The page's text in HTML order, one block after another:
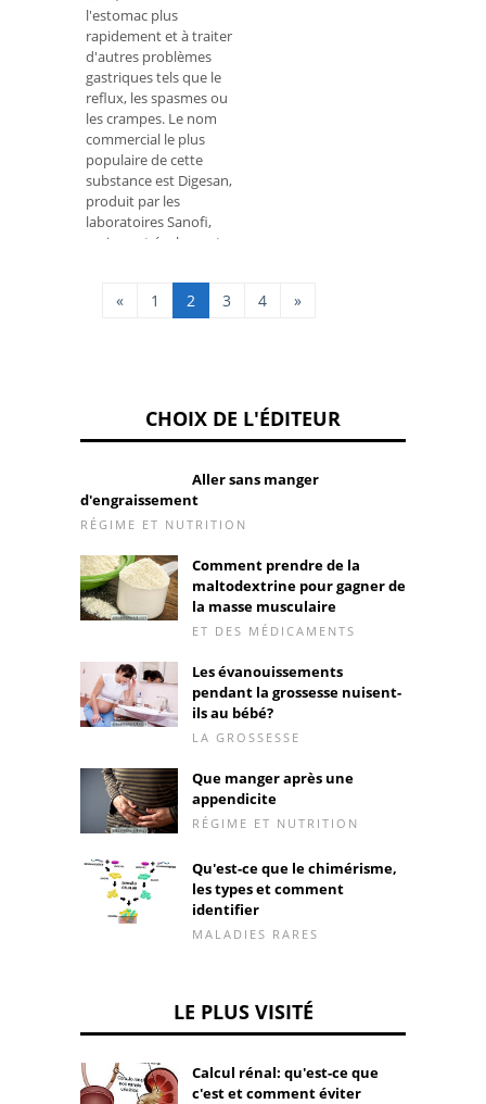
l'estomac plus
rapidement et à traiter
d'autres problèmes
gastriques tels que le
reflux, les spasmes ou
les crampes. Le nom
commercial le plus
populaire de cette
substance est Digesan,
produit par les
laboratoires Sanofi,
mais peut également
pharmacies classiques
avec d’autres noms
tels que Digesprid,
exemple. Ce médic
« 1 2 3 4 »
CHOIX DE L'ÉDITEUR
Aller sans manger
d'engraissement
RÉGIME ET NUTRITION
Comment prendre de la
maltodextrine pour gagner de
la masse musculaire
ET DES MÉDICAMENTS
Les évanouissements
pendant la grossesse nuisent-
ils au bébé?
LA GROSSESSE
Que manger après une
appendicite
RÉGIME ET NUTRITION
Qu'est-ce que le chimérisme,
les types et comment
identifier
MALADIES RARES
LE PLUS VISITÉ
Calcul rénal: qu'est-ce que
c'est et comment éviter